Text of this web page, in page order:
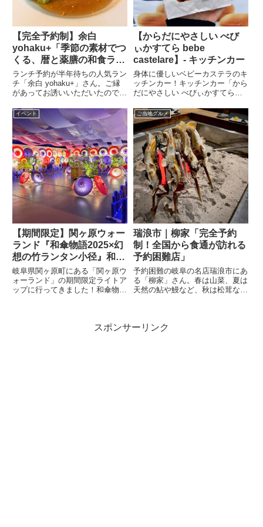
【完全予約制】余白
yohaku+「季節の素材でつ
くる、暦と薬膳の和食ラン
チ」- 岐阜市
ランチ予約が半年待ちの人気ラン
チ「余白 yohaku+」さん。ご縁
があってお誘いいただいたので、
にち限定の特別なランチ「余白
yohaku+」さんは、決まった店舗
はなく、毎月数日のみの営業。素
敵なご夫婦のつくる...
【からだにやさしい べび
ぃかすてら bebe
castelare】- キッチンカー
身体に優しいベビーカステラのキ
ッチンカー！キッチンカー「から
だにやさしい べびぃかすてら
ステラは、まずはちみつ不使用の
ため、乳幼児にも安心して食べさ
せてあげることができます。また
グルテンフリーも...
イベント
【期間限定】関ヶ原ウォー
ランド『和傘物語2025×幻
想の竹ランタン小径』和傘
物語のライトアップ開
催！- 関ヶ原町
岐阜県関ヶ原町にある「関ヶ原ウ
ォーランド」の期間限定ライトア
ップに行ってきました！和傘物語
径が同時開催中！和傘物語は通念
ご当地グルメ
瑞浪市｜柳家「完全予約
制！全国から食通が訪れる
予約困難店」
予約困難の岐阜の名店瑞浪市にあ
る「柳家」さん。春は山菜、夏は
天然の鮎や鰻など、秋は松茸など
まかせのコースです。冬のディナ
スポンサーリンク